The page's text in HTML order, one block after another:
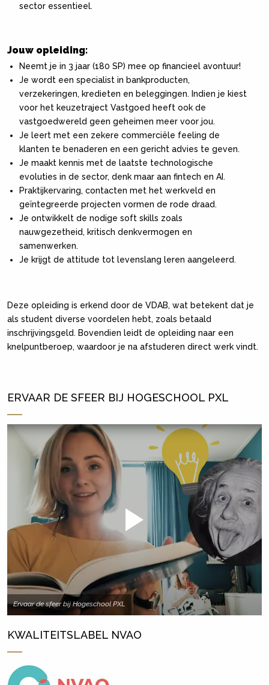
sector essentieel.
Jouw opleiding:
Neemt je in 3 jaar (180 SP) mee op financieel avontuur!
Je wordt een specialist in bankpro­ducten,
verzekeringen, kredieten en beleggingen. Indien je kiest
voor het keuzetraject Vastgoed heeft ook de
vastgoedwereld geen geheimen meer voor jou.
Je leert met een zekere commerciële feeling de
klanten te benaderen en een gericht advies te geven.
Je maakt kennis met de laatste technologische
evoluties in de sector, denk maar aan fintech en AI.
Praktijkervaring, contacten met het werkveld en
geïntegreerde projecten vormen de rode draad.
Je ontwikkelt de nodige soft skills zoals
nauwgezetheid, kritisch denkvermogen en
samenwerken.
Je krijgt de attitude tot levenslang leren aangeleerd.
Deze opleiding is erkend door de VDAB, wat betekent dat je
als student diverse voordelen hebt, zoals betaald
inschrijvingsgeld. Bovendien leidt de opleiding naar een
knelpuntberoep, waardoor je na afstuderen direct werk vindt.
ERVAAR DE SFEER BIJ HOGESCHOOL PXL
Ervaar de sfeer bij Hogeschool PXL
KWALITEITSLABEL NVAO